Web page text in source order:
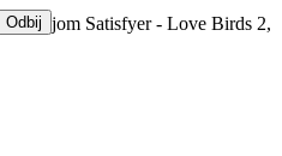
Odbij
Satisfyer - Love Birds 2,